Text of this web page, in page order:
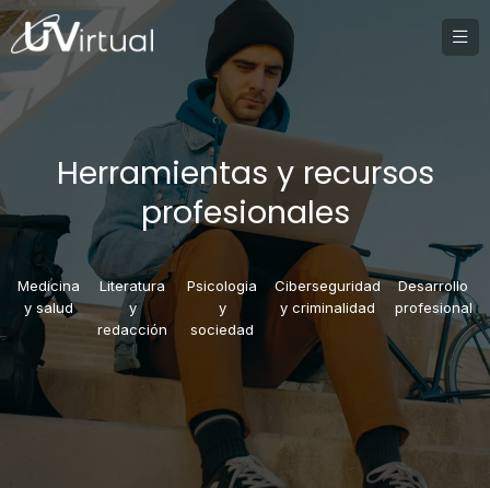
Herramientas y recursos
profesionales
Medicina
y salud
Literatura
y
redacción
Psicologia
y
sociedad
Ciberseguridad
y criminalidad
Desarrollo
profesional